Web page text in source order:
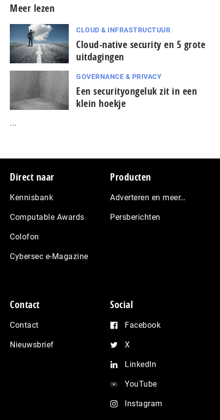
Meer lezen
CLOUD & INFRASTRUCTUUR
Cloud-native security en 5 grote
uitdagingen
GOVERNANCE & PRIVACY
Een securityongeluk zit in een
klein hoekje
...
Footer
Direct naar
Kennisbank
Computable Awards
Colofon
Cybersec e-Magazine
Producten
Adverteren en meer…
Persberichten
Contact
Contact
Nieuwsbrief
Social
Facebook
X
LinkedIn
YouTube
Instagram